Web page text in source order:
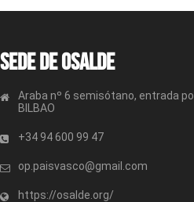
Sede de OSALDE
Araba nº 6 semisótano, entrada
BILBAO
+34 94 600 99 47
op.paisvasco@gmail.com
https://osalde.org/